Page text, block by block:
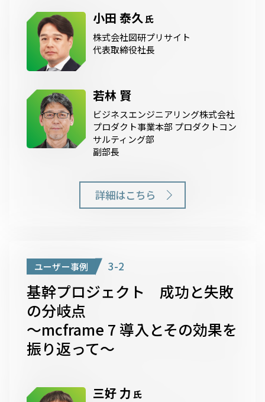
小田 泰久氏
株式会社図研プリサイト
代表取締役社長
若林 賢
ビジネスエンジニアリング株式会社
プロダクト事業本部 プロダクトコン
サルティング部
副部長
詳細はこちら
ユーザー事例 3-2
基幹プロジェクト 成功と失敗
の分岐点
～mcframe 7 導入とその効果を
振り返って～
三好 力 氏